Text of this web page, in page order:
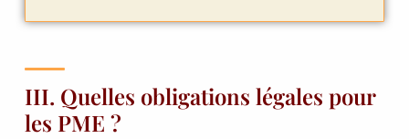
III. Quelles obligations légales pour
les PME ?